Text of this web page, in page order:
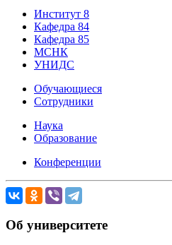
Институт 8
Кафедра 84
Кафедра 85
МСНК
УНИДС
Обучающиеся
Сотрудники
Наука
Образование
Конференции
Об университете